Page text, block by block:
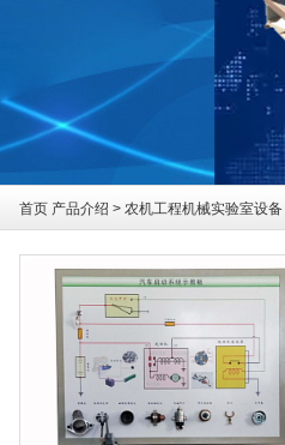
首页 产品介绍 > 农机工程机械实验室设备